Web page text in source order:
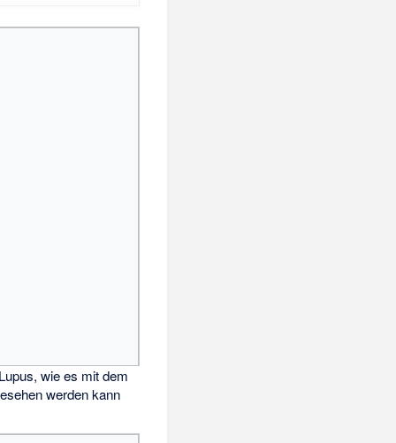
wie es mit dem
werden kann